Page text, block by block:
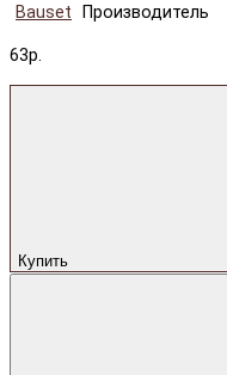
Bauset
Производитель
63р.
Купить